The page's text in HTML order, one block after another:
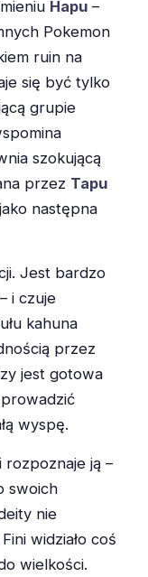
Hapu –
Pokemon
ruin na
się być tylko
grupie
szokującą
przez Tapu
następna
Jest bardzo
i czuje
kahuna
przez
jest gotowa
wyspę.
ją –
swoich
nie
widziało coś
wielkości.